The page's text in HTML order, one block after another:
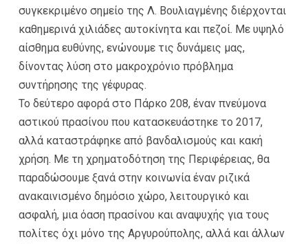
συγκεκριμένο σημείο της Λ. Βουλιαγμένης διέρχονται
καθημερινά χιλιάδες αυτοκίνητα και πεζοί. Με υψηλό
αίσθημα ευθύνης, ενώνουμε τις δυνάμεις μας,
δίνοντας λύση στο μακροχρόνιο πρόβλημα
συντήρησης της γέφυρας.
Το δεύτερο αφορά στο Πάρκο 208, έναν πνεύμονα
αστικού πρασίνου που κατασκευάστηκε το 2017,
αλλά καταστράφηκε από βανδαλισμούς και κακή
χρήση. Με τη χρηματοδότηση της Περιφέρειας, θα
παραδώσουμε ξανά στην κοινωνία έναν ριζικά
ανακαινισμένο δημόσιο χώρο, λειτουργικό και
ασφαλή, μια όαση πρασίνου και αναψυχής για τους
πολίτες όχι μόνο της Αργυρούπολης, αλλά και άλλων